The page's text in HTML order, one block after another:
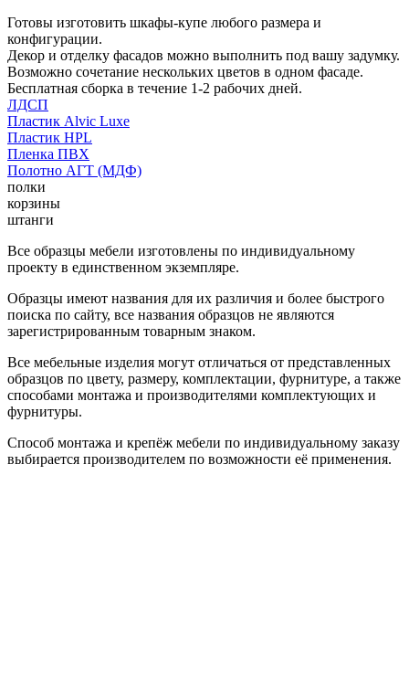
Готовы изготовить шкафы-купе любого размера и
конфигурации.
Декор и отделку фасадов можно выполнить под вашу задумку.
Возможно сочетание нескольких цветов в одном фасаде.
Бесплатная сборка в течение 1-2 рабочих дней.
ЛДСП
Пластик Alvic Luxe
Пластик HPL
Пленка ПВХ
Полотно АГТ (МДФ)
полки
корзины
штанги
Все образцы мебели изготовлены по индивидуальному
проекту в единственном экземпляре.
Образцы имеют названия для их различия и более быстрого
поиска по сайту, все названия образцов не являются
зарегистрированным товарным знаком.
Все мебельные изделия могут отличаться от представленных
образцов по цвету, размеру, комплектации, фурнитуре, а также
способами монтажа и производителями комплектующих и
фурнитуры.
Способ монтажа и крепёж мебели по индивидуальному заказу
выбирается производителем по возможности её применения.